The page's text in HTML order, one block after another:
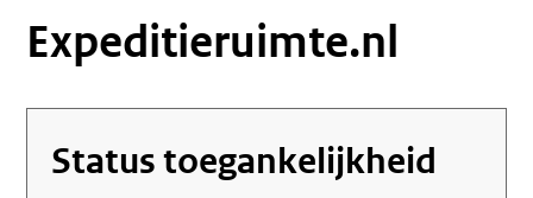
Expeditieruimte.nl
Status toegankelijkheid